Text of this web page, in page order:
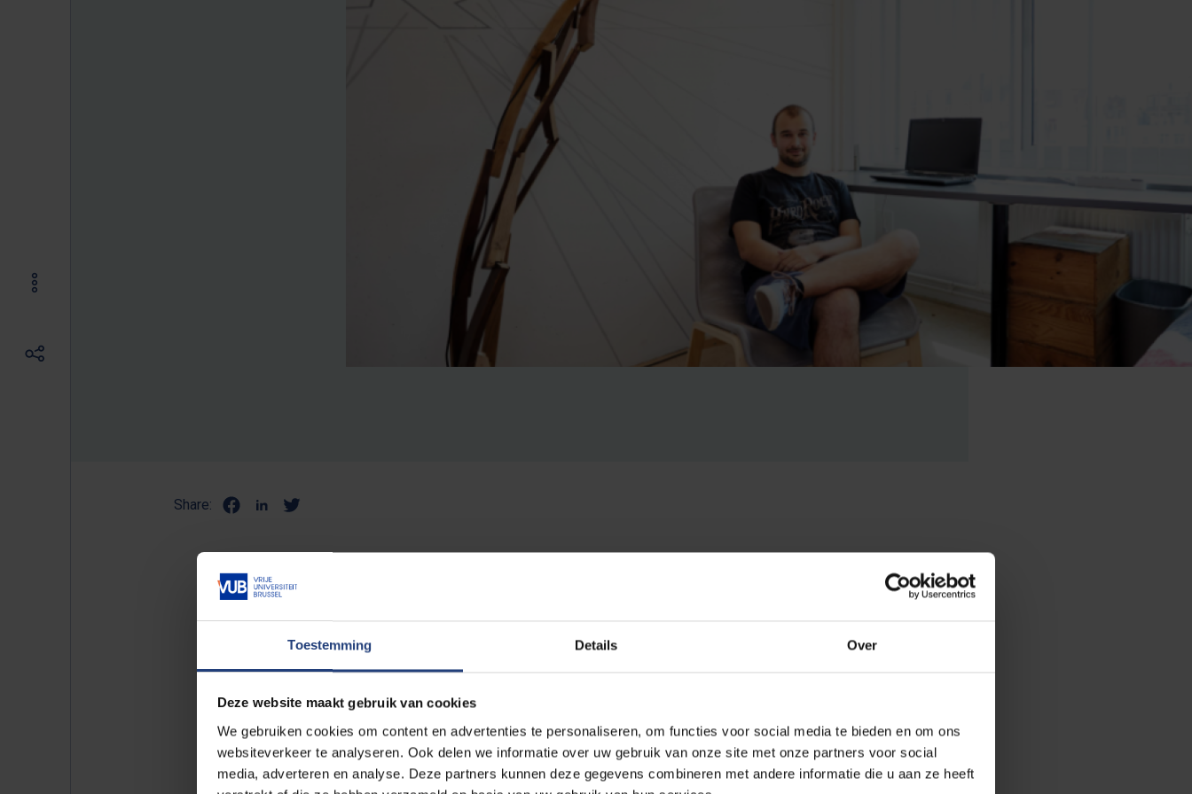
Toestemming Details Over
Deze website maakt gebruik van cookies
We gebruiken cookies om content en advertenties te personaliseren, om functies voor social media te bieden en om ons
websiteverkeer te analyseren. Ook delen we informatie over uw gebruik van onze site met onze partners voor social
media, adverteren en analyse. Deze partners kunnen deze gegevens combineren met andere informatie die u aan ze heeft
Share:
Tekst: Ebe Daems
"De mensen met wie ik op de gang zit, zijn mijn familie tijdens de week. Nu neem ik afscheid van hen
keuken zitten babbelen en koken. Sinds ik een nieuw kot in de buurt heb gevonden, heb ik natuurlijk
wel aanvaard dat ik weg moet."
De verhuizing betekent ook dat Gertjan de muurschildering op zijn kot zal bedekken met een laag